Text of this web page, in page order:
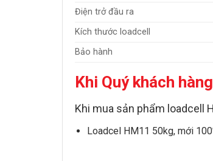
Điện trở đầu ra
Kích thước loadcell
Bảo hành
Khi Quý khách
Khi mua sản phẩm loadcell
Loadcel HM11 50kg, mới